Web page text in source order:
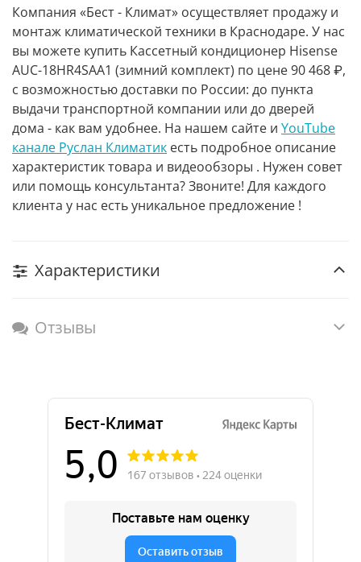
Компания «Бест - Климат» осуществляет продажу и
монтаж климатической техники в Краснодаре. У нас
вы можете купить Кассетный кондиционер Hisense
AUC-18HR4SAA1 (зимний комплект) по цене 90 468 ₽,
с возможностью доставки по России: до пункта
выдачи транспортной компании или до дверей
дома - как вам удобнее. На нашем сайте и YouTube
канале Руслан Климатик есть подробное описание
характеристик товара и видеообзоры . Нужен совет
или помощь консультанта? Звоните! Для каждого
клиента у нас есть уникальное предложение !
Характеристики
Отзывы